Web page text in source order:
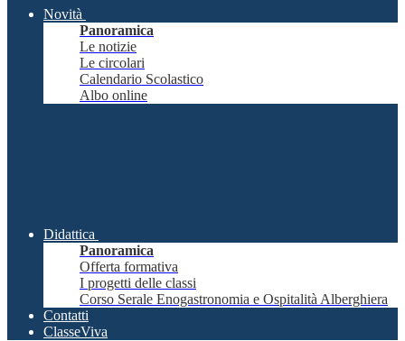
Novità
Panoramica
Le notizie
Le circolari
Calendario Scolastico
Albo online
Didattica
Panoramica
Offerta formativa
I progetti delle classi
Corso Serale Enogastronomia e Ospitalità Alberghiera
Contatti
ClasseViva